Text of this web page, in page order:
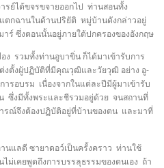
รย์ได้ขจรขจายออกไป ท่านสอนทั้ง
ตกฉานในด้านปริยัติ หมู่บ้านดังกล่าวอยู่
าร์ ซึ่งตอนนั้นอยู่ภายใต้ปกครองของอังกฤษ
ง รวมทั้งท่านอูบาขิ่น ก็ได้มาเข้ารับการ
งตั้งผู้ปฏิบัติที่มีคุณวุฒิและวัยวุฒิ อย่าง อู-
ารอบรม เนื่องจากในแต่ละปีมีผู้มาเข้ารับ
ซึ่งมีทั้งพระและชีรวมอยู่ด้วย จนสถานที่
รณ์จึงต้องปฏิบัติอยู่ที่บ้านของตน และมาที่
นแลดี ซายาดอว์เป็นครั้งคราว ท่านใช้
ม่เคยพูดถึงการบรรลุธรรมของตนเอง ถ้า